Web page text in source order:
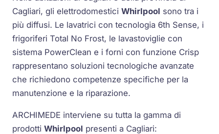
Cagliari, gli elettrodomesticiWhirlpool sono tra i
più diffusi. Le lavatrici con tecnologia 6th Sense, i
frigoriferiTotal No Frost, le lavastoviglie con
sistema PowerClean e i forni con funzione Crisp
rappresentano soluzioni tecnologiche avanzate
che richiedono competenze specifiche per la
manutenzione e la riparazione.
ARCHIMEDE interviene su tutta la gamma di
prodottiWhirlpool presenti a Cagliari: